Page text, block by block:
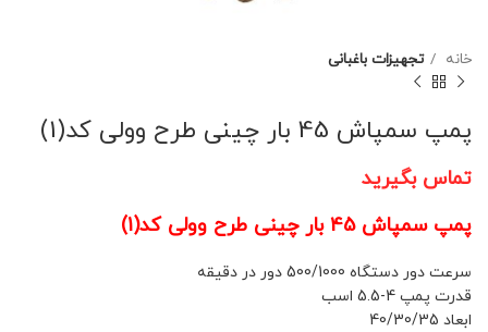
خانه تجهیزات باغبانی
پمپ سمپاش 45 بار چینی طرح وولی کد(1)
تماس بگیرید
پمپ سمپاش 45 بار چینی طرح وولی کد(1)
سرعت دور دستگاه 500/1000 دور در دقیقه
قدرت پمپ 4-5.5 اسب
ابعاد 40/30/35